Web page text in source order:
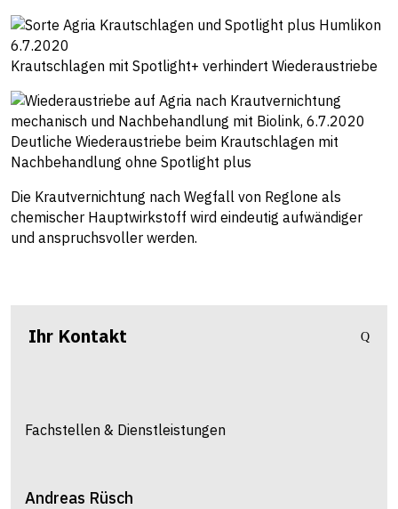
Krautschlagen mit Spotlight+ verhindert Wiederaustriebe
Deutliche Wiederaustriebe beim Krautschlagen mit
Nachbehandlung ohne Spotlight plus
Die Krautvernichtung nach Wegfall von Reglone als
chemischer Hauptwirkstoff wird eindeutig aufwändiger
und anspruchsvoller werden.
Ihr Kontakt
Fachstellen & Dienstleistungen
Andreas Rüsch